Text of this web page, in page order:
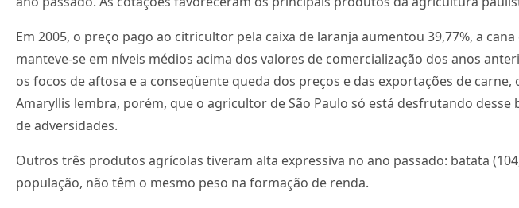
Em 2005, o preço pago ao citricultor pela caixa de laranja aumentou 39,77%, a
manteve-se em níveis médios acima dos valores de comercialização dos anos
os focos de aftosa e a conseqüente queda dos preços e das exportações de
Amaryllis lembra, porém, que o agricultor de São Paulo só está desfrutando
de adversidades.
Outros três produtos agrícolas tiveram alta expressiva no ano passado: batata
população, não têm o mesmo peso na formação de renda.